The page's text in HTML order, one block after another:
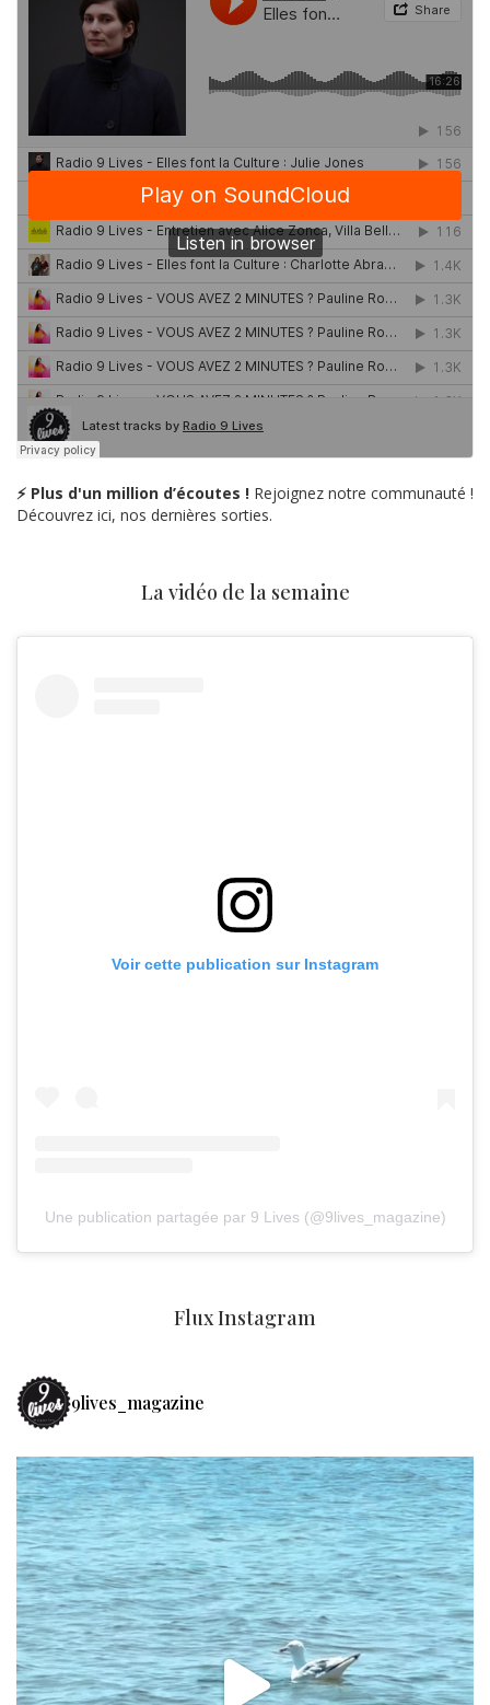
⚡ Plus d'un million d’écoutes ! Rejoignez notre communauté !
Découvrez ici, nos dernières sorties.
La vidéo de la semaine
Voir cette publication sur Instagram
Une publication partagée par 9 Lives (@9lives_magazine)
Flux Instagram
9lives_magazine